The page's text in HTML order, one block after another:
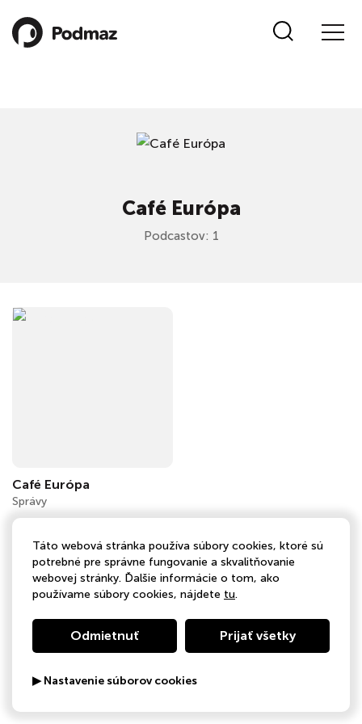
Café Európa
Podcastov: 1
Café Európa
Správy
Táto webová stránka používa súbory cookies, ktoré sú
potrebné pre správne fungovanie a skvalitňovanie
webovej stránky. Ďalšie informácie o tom, ako
používame súbory cookies, nájdete tu.
Odmietnuť Prijať všetky
▶ Nastavenie súborov cookies